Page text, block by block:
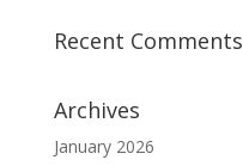
Recent Comments
Archives
January 2026